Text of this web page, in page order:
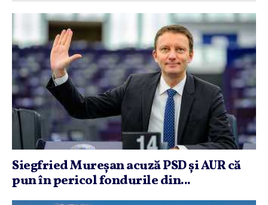
Siegfried Mureşan acuză PSD şi AUR că
pun în pericol fondurile din...